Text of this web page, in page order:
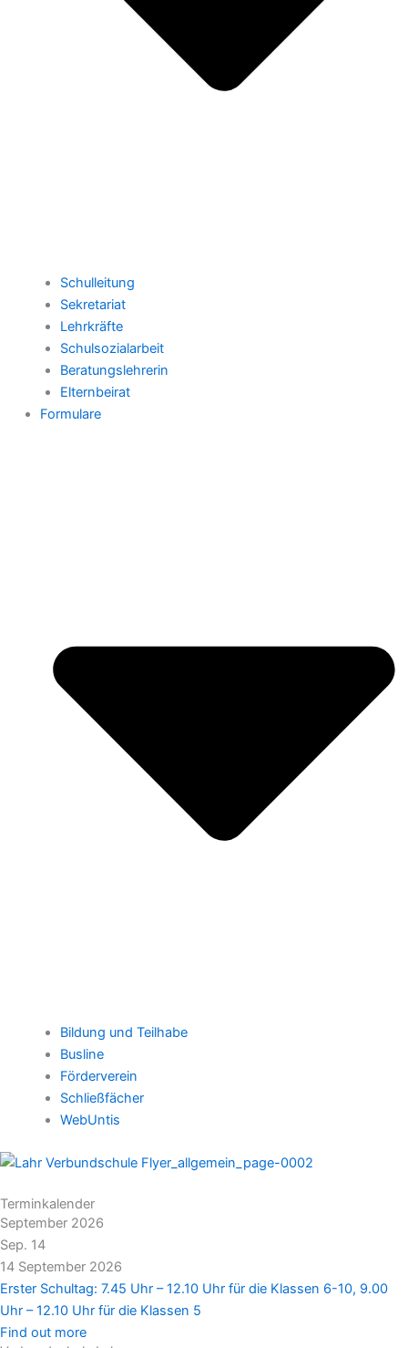
Schulleitung
Sekretariat
Lehrkräfte
Schulsozialarbeit
Beratungslehrerin
Elternbeirat
Formulare
Bildung und Teilhabe
Busline
Förderverein
Schließfächer
WebUntis
Terminkalender
September 2026
Sep. 14
14 September 2026
Erster Schultag: 7.45 Uhr – 12.10 Uhr für die Klassen 6-10, 9.00
Uhr – 12.10 Uhr für die Klassen 5
Find out more